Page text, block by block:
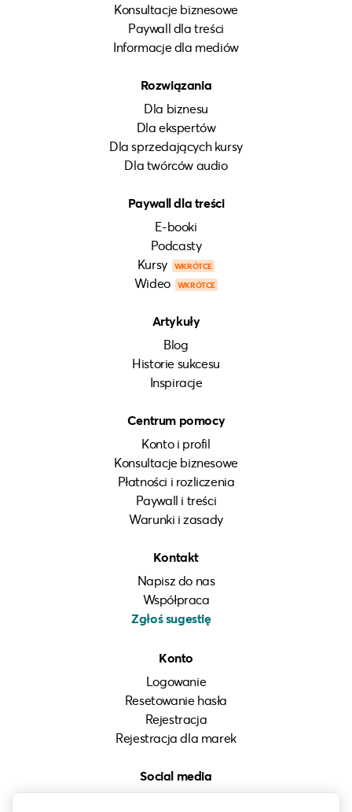
Konsultacje biznesowe
Paywall dla treści
Informacje dla mediów
Rozwiązania
Dla biznesu
Dla ekspertów
Dla sprzedających kursy
Dla twórców audio
Paywall dla treści
E-booki
Podcasty
Kursy
WKRÓTCE
Wideo WKRÓTCE
Artykuły
Blog
Historie sukcesu
Inspiracje
Centrum pomocy
Konto i profil
Konsultacje biznesowe
Płatności i rozliczenia
Paywall i treści
Warunki i zasady
Kontakt
Napisz do nas
Współpraca
Zgłoś sugestię
Konto
Logowanie
Resetowanie hasła
Rejestracja
Rejestracja dla marek
Social media